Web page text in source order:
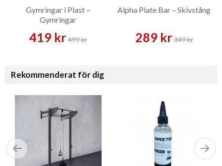
Gymringar i Plast –
Gymringar
419 kr499 kr
Alpha Plate Bar – Skivstång
289 kr349 kr
Rekommenderat för dig